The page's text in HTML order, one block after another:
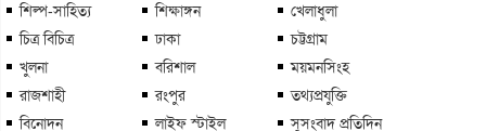
শিল্প-সাহিত্য
শিক্ষাঙ্গন
খেলাধুলা
চিত্র বিচিত্র
ঢাকা
চট্টগ্রাম
খুলনা
বরিশাল
ময়মনসিংহ
রাজশাহী
রংপুর
তথ্যপ্রযুক্তি
বিনোদন
লাইফ স্টাইল সুসংবাদ প্রতিদিন